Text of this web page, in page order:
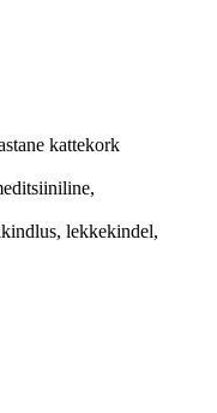
kattekork
lekkekindel,